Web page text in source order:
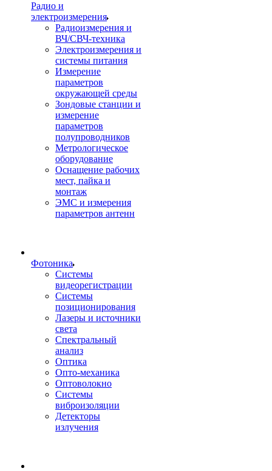
Радио и
электроизмерения
Радиоизмерения и
ВЧ/СВЧ-техника
Электроизмерения и
системы питания
Измерение
параметров
окружающей среды
Зондовые станции и
измерение
параметров
полупроводников
Метрологическое
оборудование
Оснащение рабочих
мест, пайка и
монтаж
ЭМС и измерения
параметров антенн
Фотоника
Cистемы
видеорегистрации
Системы
позиционирования
Лазеры и источники
света
Спектральный
анализ
Оптика
Опто-механика
Оптоволокно
Системы
виброизоляции
Детекторы
излучения